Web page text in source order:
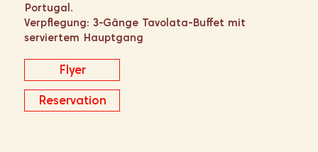
Portugal.
Verpflegung: 3-Gänge Tavolata-Buffet mit
serviertem Hauptgang
Flyer
Reservation